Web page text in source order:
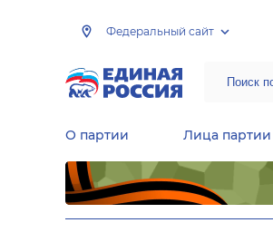
Федеральный сайт
О партии Лица партии